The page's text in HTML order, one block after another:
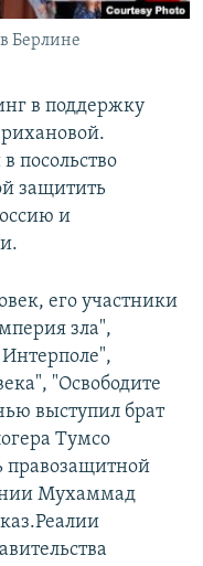
Берлине
в поддержку
посольство
защитить
и
его участники
зла",
Интерполе",
"Освободите
выступил брат
Тумсо
правозащитной
Мухаммад